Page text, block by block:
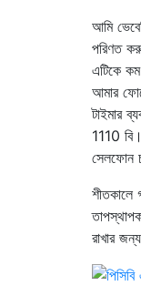
আমি
পরিণত
এটিকে
আমার
টাইমার
1110 বি।
সেলফোন
শীতকালে
রাখার